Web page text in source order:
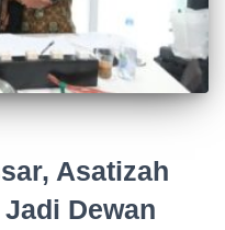
Asatizah
Dewan